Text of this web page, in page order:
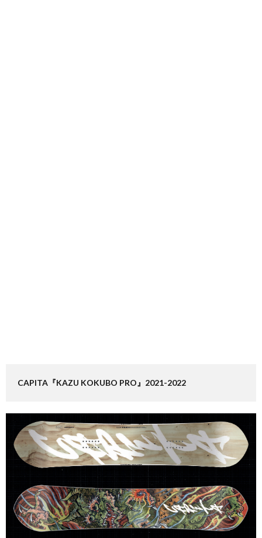
CAPITA『KAZU KOKUBO PRO』2021-2022